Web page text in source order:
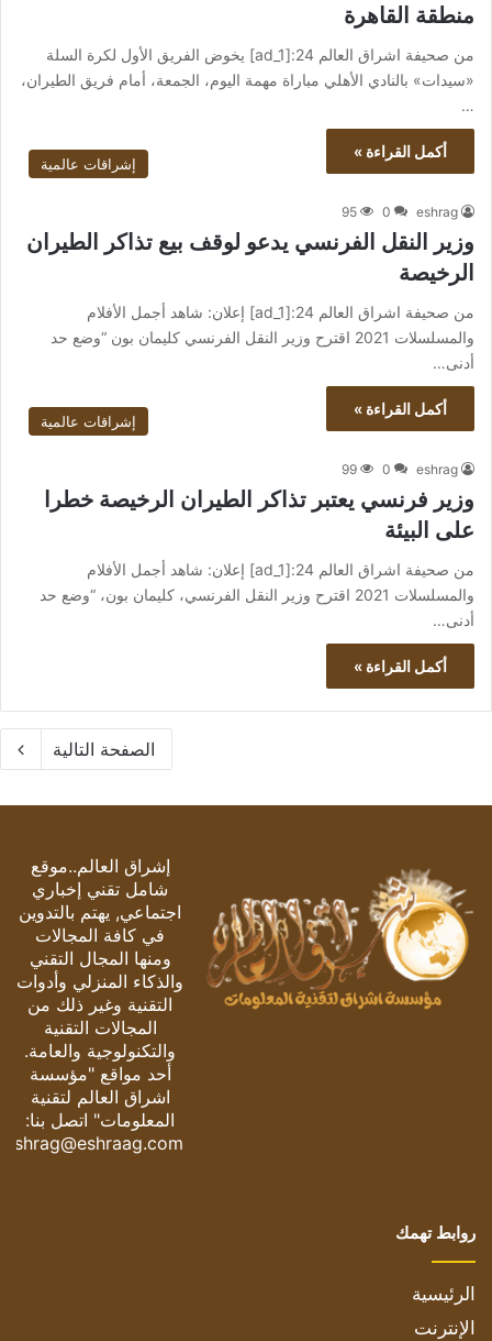
منطقة القاهرة
من صحيفة اشراق العالم 24:[ad_1] يخوض الفريق الأول لكرة السلة
«سيدات» بالنادي الأهلي مباراة مهمة اليوم، الجمعة، أمام فريق الطيران،
…
أكمل القراءة »
إشراقات عالمية
eshrag
0
95
وزير النقل الفرنسي يدعو لوقف بيع تذاكر الطيران
الرخيصة
من صحيفة اشراق العالم 24:[ad_1] إعلان: شاهد أجمل الأفلام
والمسلسلات 2021 اقترح وزير النقل الفرنسي كليمان بون “وضع حد
أدنى…
أكمل القراءة »
إشراقات عالمية
eshrag
0
99
وزير فرنسي يعتبر تذاكر الطيران الرخيصة خطرا
على البيئة
من صحيفة اشراق العالم 24:[ad_1] إعلان: شاهد أجمل الأفلام
والمسلسلات 2021 اقترح وزير النقل الفرنسي، كليمان بون، “وضع حد
أدنى…
أكمل القراءة »
الصفحة التالية
إشراق العالم..موقع
شامل تقني إخباري
اجتماعي, يهتم بالتدوين
في كافة المجالات
ومنها المجال التقني
والذكاء المنزلي وأدوات
التقنية وغير ذلك من
المجالات التقنية
والتكنولوجية والعامة.
أحد مواقع "مؤسسة
اشراق العالم لتقنية
المعلومات" اتصل بنا:
eshrag@eshraag.com
روابط تهمك
الرئيسية
الإنترنت